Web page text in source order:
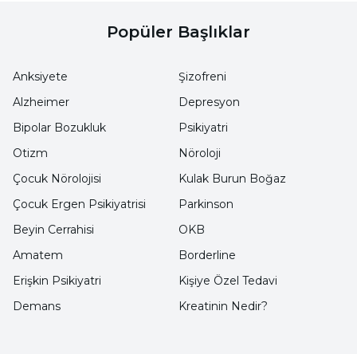
bunları telepsikiyatri görüşmesinden önce not
katkıdır.
Telepsikiyatri doktor için de bir avantajdır.
Doktor telepsikiyatri sisteminde hastalar ile
daha verimli bir randevu sistemi kurup
yönetimini sağlayabilir. Telepsikiyatri sistemi
ile doktor hastasına, hastaneye veya kliniğe
gerek kalmadan ulaşabilir. Hastası doktoru acil
durumlarda arayabilir. Bu doktoru da
rahatlatan bir durumdur. Telepsikiyatri, süreci
iyileştiren bir teknolojidir. Telepsikiyatri
Popüler Başlıklar
Anksiyete
Alzheimer
Bipolar Bozukluk
Otizm
Çocuk Nörolojisi
Şizofreni
Depresyon
Psikiyatri
Nöroloji
Kulak Burun Boğaz
Çocuk Ergen Psikiyatrisi
Beyin Cerrahisi
Amatem
Erişkin Psikiyatri
Demans
Parkinson
OKB
Borderline
Kişiye Özel Tedavi
Kreatinin Nedir?